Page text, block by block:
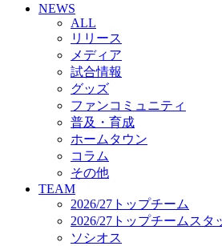
バモス
チアダンススクール
ボランティアチーム「
ビクトリーロード
HOMEGAME
観戦ルール＆マナー
ホームゲーム運営管理規定
Jリーグ運営管理規定
写真・動画使用ガイドライ
ロートフィールド奈良
SCHEDULE
2026/27
練習見学時のファンサー
TICKET
奈良クラブ明治安田J3リ
NEWS
ALL
リリース
メディア
試合情報
グッズ
ファンコミュニティ
普及・育成
ホームタウン
コラム
その他
TEAM
2026/27トップチーム
2026/27トップチームスタ
ソシオス